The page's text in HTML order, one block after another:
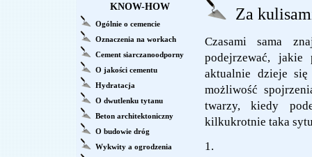
KNOW-HOW
Ogólnie o cemencie
Oznaczenia na workach
Cement siarczanoodporny
O jakości cementu
Hydratacja
O dwutlenku tytanu
Beton architektoniczny
O budowie dróg
Wykwity a ogrodzenia
Za
Czasami sama
podejrzewać,
aktualnie dzieje
możliwość
twarzy, kiedy
kilkukrotnie taka
1.